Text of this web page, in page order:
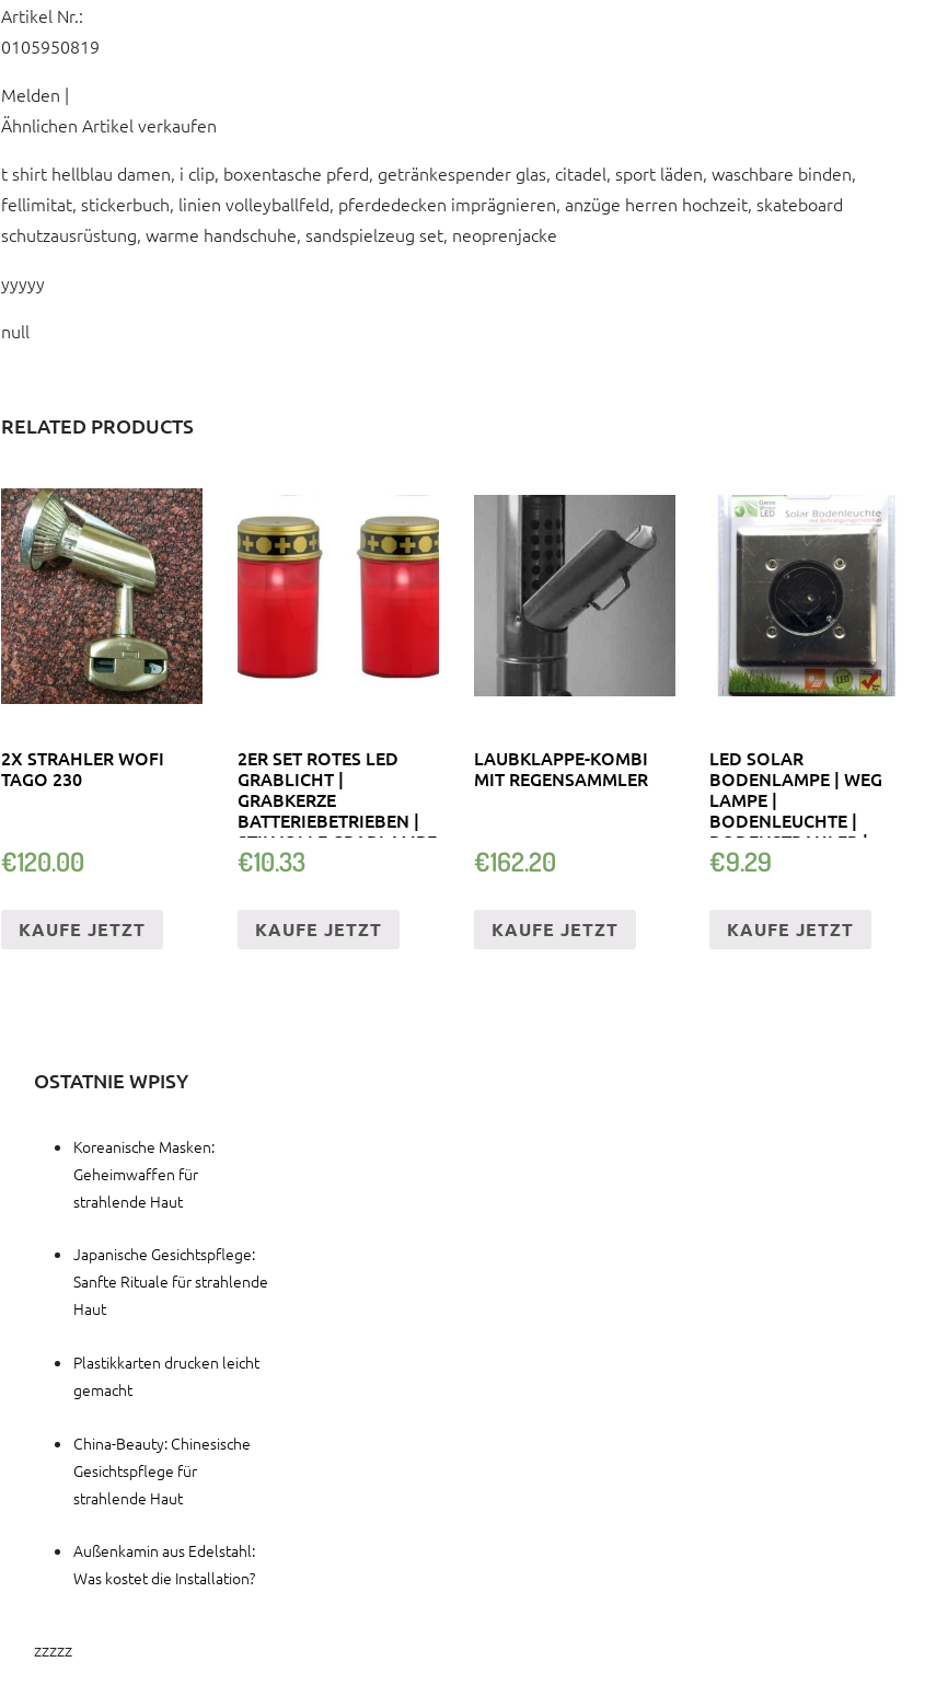
Artikel Nr.:
0105950819
Melden |
Ähnlichen Artikel verkaufen
t shirt hellblau damen, i clip, boxentasche pferd, getränkespender glas, citadel, sport läden, waschbare binden,
fellimitat, stickerbuch, linien volleyballfeld, pferdedecken imprägnieren, anzüge herren hochzeit, skateboard
schutzausrüstung, warme handschuhe, sandspielzeug set, neoprenjacke
yyyyy
null
RELATED PRODUCTS
2X STRAHLER WOFI
TAGO 230
€120.00
KAUFE JETZT
2ER SET ROTES LED
GRABLICHT |
GRABKERZE
BATTERIEBETRIEBEN |
STILVOLLE GRABLAMPE
€10.33
KAUFE JETZT
LAUBKLAPPE-KOMBI
MIT REGENSAMMLER
€162.20
KAUFE JETZT
LED SOLAR
BODENLAMPE | WEG
LAMPE |
BODENLEUCHTE |
BODENSTRAHLER |
SOLARLAMPE
€9.29
KAUFE JETZT
OSTATNIE WPISY
Koreanische Masken:
Geheimwaffen für
strahlende Haut
Japanische Gesichtspflege:
Sanfte Rituale für strahlende
Haut
Plastikkarten drucken leicht
gemacht
China-Beauty: Chinesische
Gesichtspflege für
strahlende Haut
Außenkamin aus Edelstahl:
Was kostet die Installation?
zzzzz